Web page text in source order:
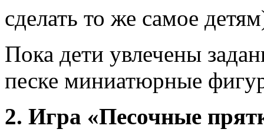
сделать то же самое
Пока дети увлечены
песке миниатюрные
2. Игра «Песочные